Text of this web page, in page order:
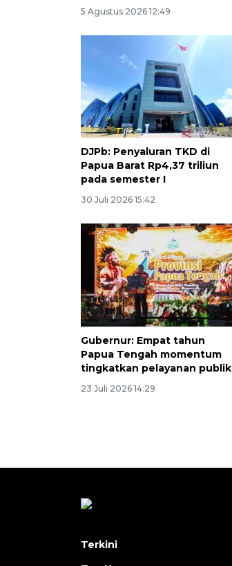
5 Agustus 2026 12:49
DJPb: Penyaluran TKD di
Papua Barat Rp4,37 triliun
pada semester I
30 Juli 2026 15:42
Gubernur: Empat tahun
Papua Tengah momentum
tingkatkan pelayanan publik
23 Juli 2026 14:29
Terkini